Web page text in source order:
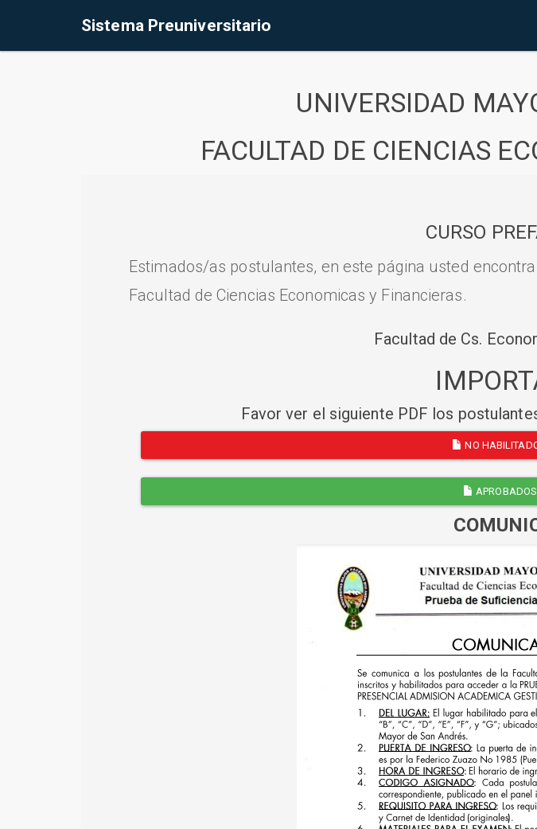
Sistema Preuniversitario
UNIVERSIDAD
FACULTAD DE CIENCIAS
CURSO
Estimados/as postulantes, en este página usted
Facultad de Ciencias Economicas y Financieras.
Facultad de Cs.
Favor ver el siguiente PDF los
NO